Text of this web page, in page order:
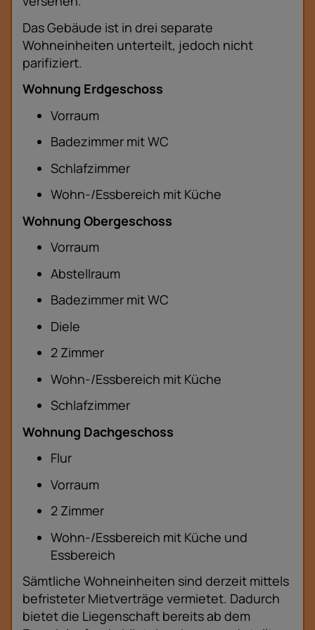
Das Gebäude ist in drei separate
Wohneinheiten unterteilt, jedoch nicht
parifiziert.
Wohnung Erdgeschoss
Vorraum
Badezimmer mit WC
Schlafzimmer
Wohn-/Essbereich mit Küche
Wohnung Obergeschoss
Vorraum
Abstellraum
Badezimmer mit WC
Diele
2 Zimmer
Wohn-/Essbereich mit Küche
Schlafzimmer
Wohnung Dachgeschoss
Flur
Vorraum
2 Zimmer
Wohn-/Essbereich mit Küche und
Essbereich
Sämtliche Wohneinheiten sind derzeit mittels
befristeter Mietverträge vermietet. Dadurch
bietet die Liegenschaft bereits ab dem